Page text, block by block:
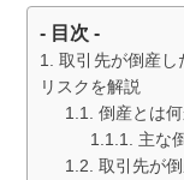
- 目次 -
取引先が倒産し
リスクを解説
倒産とは
主な
取引先が